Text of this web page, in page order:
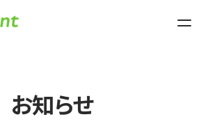
お知らせ